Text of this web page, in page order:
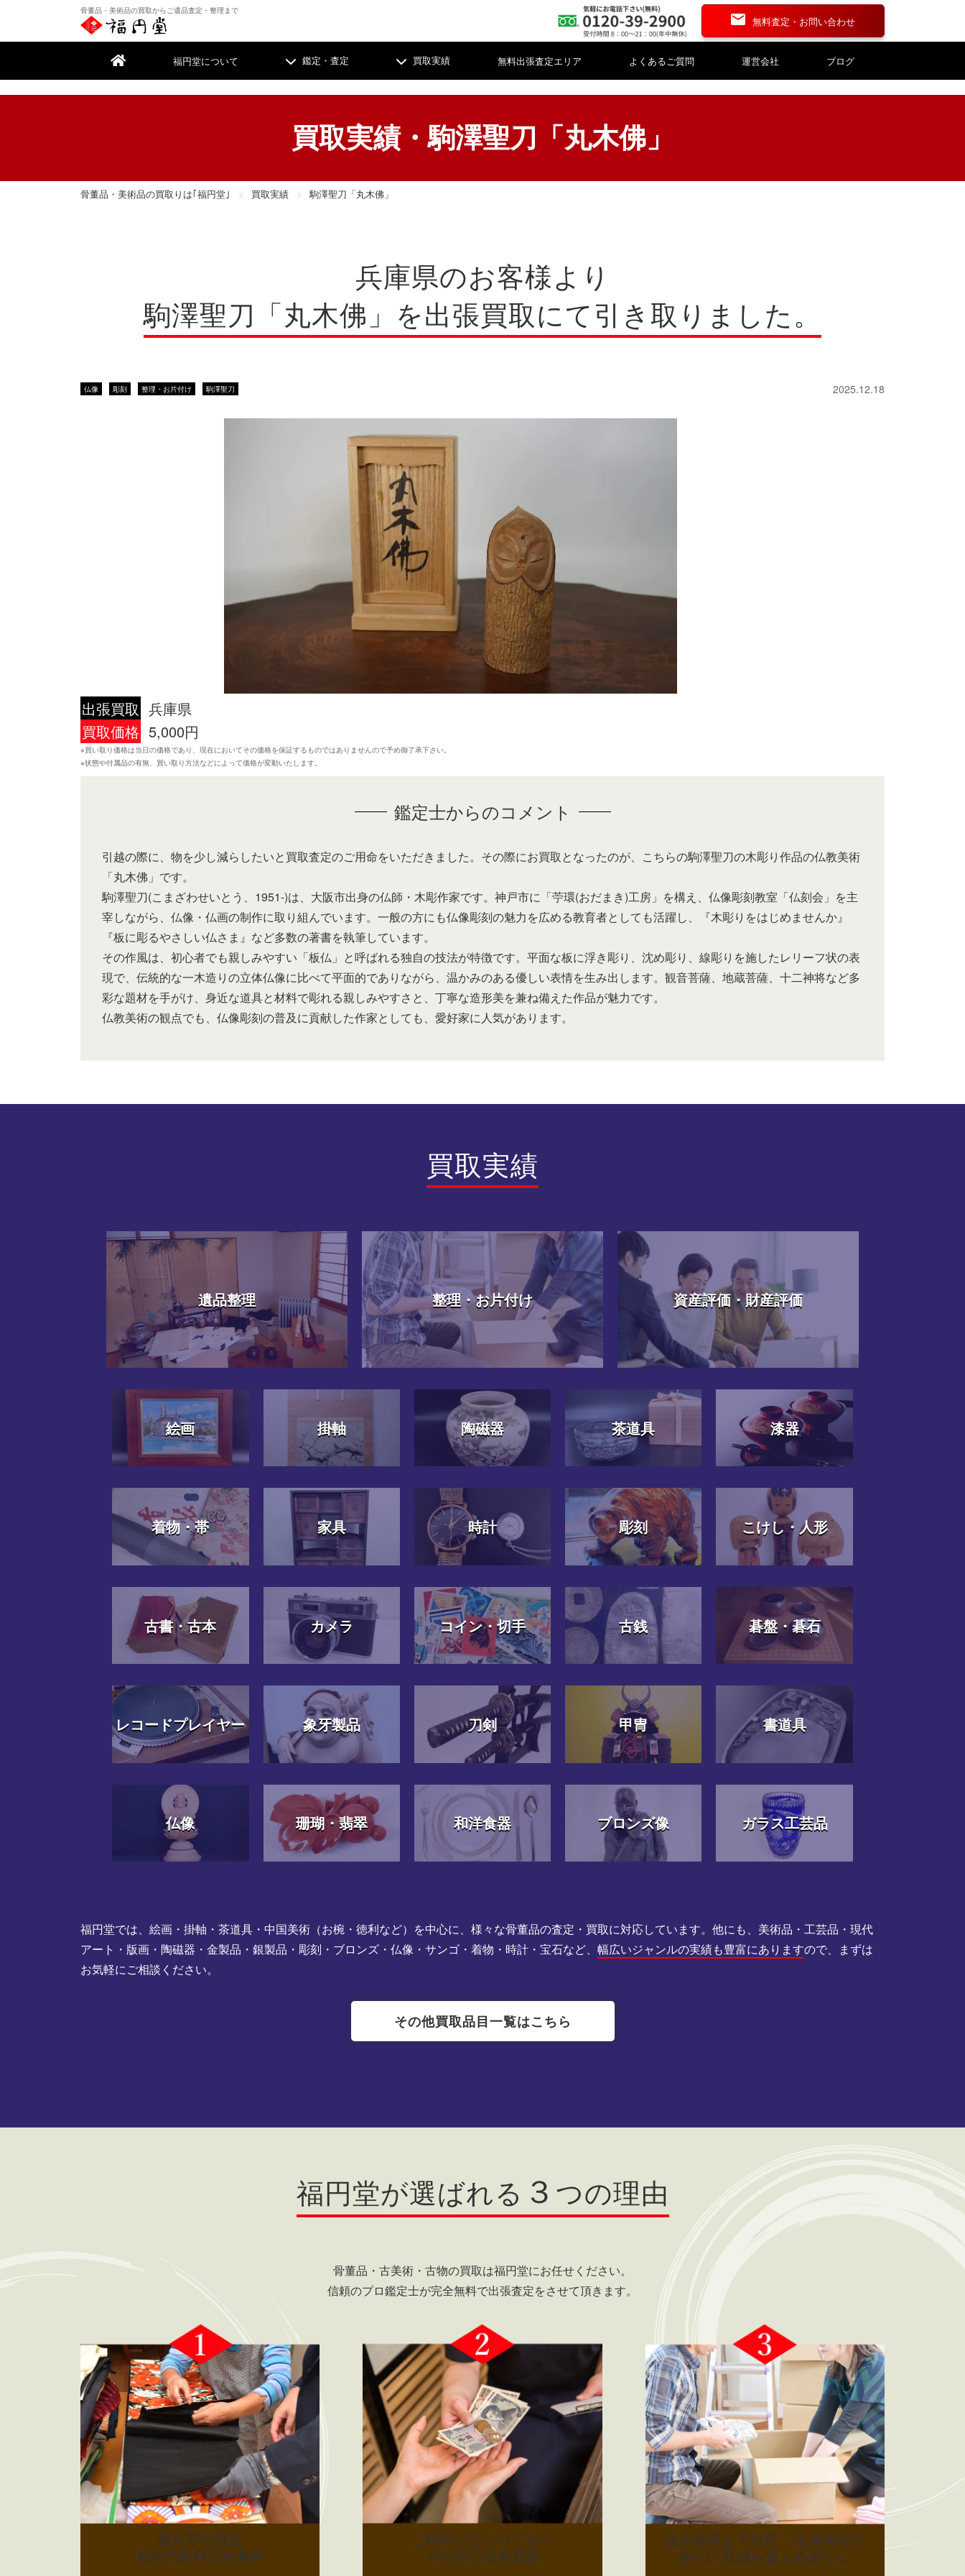
骨董品・美術品の買取からご遺品査定・整理まで
無料査定・お問い合わせ
福円堂について 鑑定・査定
絵画 掛け軸
コイン・切手
レコードプレイヤー 象牙製品 刀剣 甲冑 書道具
買取実績
絵画 掛軸
コイン・切手
レコードプレイヤー 象牙製品 刀剣 甲冑 書道具
無料出張査定エリア よくあるご質問 運営会社 ブログ
買取実績・駒澤聖刀「丸木佛」
骨董品・美術品の買取りは｢福円堂｣ 買取実績 駒澤聖刀「丸木佛」
兵庫県のお客様より
駒澤聖刀「丸木佛」を出張買取にて引き取りました。
仏像 彫刻 整理・お片付け 駒澤聖刀 2025.12.18
出張買取 兵庫県
買取価格 5,000円
※買い取り価格は当日の価格であり、現在においてその価格を保証するものではありませんので予め御了承下さい。
※状態や付属品の有無、買い取り方法などによって価格が変動いたします。
鑑定士からのコメント
引越の際に、物を少し減らしたいと買取査定のご用命をいただきました。その際にお買取となったのが、こちらの駒澤聖刀の木彫り作品の仏教美術
「丸木佛」です。
駒澤聖刀(こまざわせいとう、1951-)は、大阪市出身の仏師・木彫作家です。神戸市に「苧環(おだまき)工房」を構え、仏像彫刻教室「仏刻会」を主
宰しながら、仏像・仏画の制作に取り組んでいます。一般の方にも仏像彫刻の魅力を広める教育者としても活躍し、『木彫りをはじめませんか』
『板に彫るやさしい仏さま』など多数の著書を執筆しています。
その作風は、初心者でも親しみやすい「板仏」と呼ばれる独自の技法が特徴です。平面な板に浮き彫り、沈め彫り、線彫りを施したレリーフ状の表
現で、伝統的な一木造りの立体仏像に比べて平面的でありながら、温かみのある優しい表情を生み出します。観音菩薩、地蔵菩薩、十二神将など多
彩な題材を手がけ、身近な道具と材料で彫れる親しみやすさと、丁寧な造形美を兼ね備えた作品が魅力です。
仏教美術の観点でも、仏像彫刻の普及に貢献した作家としても、愛好家に人気があります。
買取実績
遺品整理 整理・お片付け 資産評価・財産評価
絵画 掛軸 陶磁器 茶道具 漆器
着物・帯 家具 時計 彫刻 こけし・人形
古書・古本 カメラ コイン・切手 古銭 碁盤・碁石
レコードプレイヤー 象牙製品 刀剣 甲冑 書道具
仏像 珊瑚・翡翠 和洋食器 ブロンズ像 ガラス工芸品
福円堂では、絵画・掛軸・茶道具・中国美術（お椀・徳利など）を中心に、様々な骨董品の査定・買取に対応しています。他にも、美術品・工芸品・現代
アート・版画・陶磁器・金製品・銀製品・彫刻・ブロンズ・仏像・サンゴ・着物・時計・宝石など、幅広いジャンルの実績も豊富にありますので、まずは
お気軽にご相談ください。
その他買取品目一覧はこちら
福円堂が選ばれる ３ つの理由
骨董品・古美術・古物の買取は福円堂にお任せください。
信頼のプロ鑑定士が完全無料で出張査定をさせて頂きます。
最短即日査定
各種手数料完全無料
ご納得いただいてから
その場で現金買取
遺品整理まで対応・出張買取で
重たい荷物を運ぶ必要なし